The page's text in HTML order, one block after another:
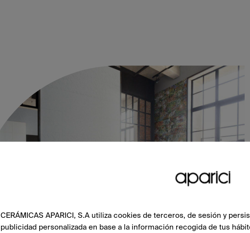
CERÁMICAS APARICI, S.A utiliza cookies de terceros, de sesión y
publicidad personalizada en base a la información recogida de tus